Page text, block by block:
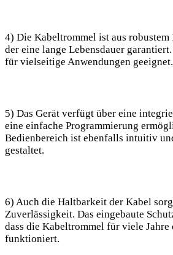
4) Die Kabeltrommel ist aus
der eine lange Lebensdauer
für vielseitige Anwendungen geeignet.
5) Das Gerät verfügt über eine
eine einfache Programmierung
Bedienbereich ist ebenfalls intuitiv
gestaltet.
6) Auch die Haltbarkeit der Kabel
Zuverlässigkeit. Das eingebaute
dass die Kabeltrommel für viele
funktioniert.